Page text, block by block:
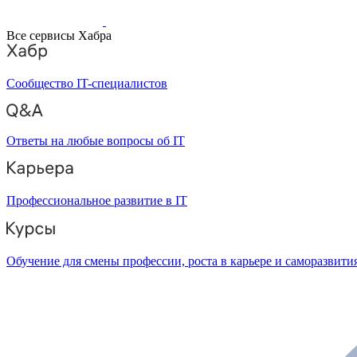
Все сервисы Хабра
Сообщество IT-специалистов
Ответы на любые вопросы об IT
Профессиональное развитие в IT
Обучение для смены профессии, роста в карьере и